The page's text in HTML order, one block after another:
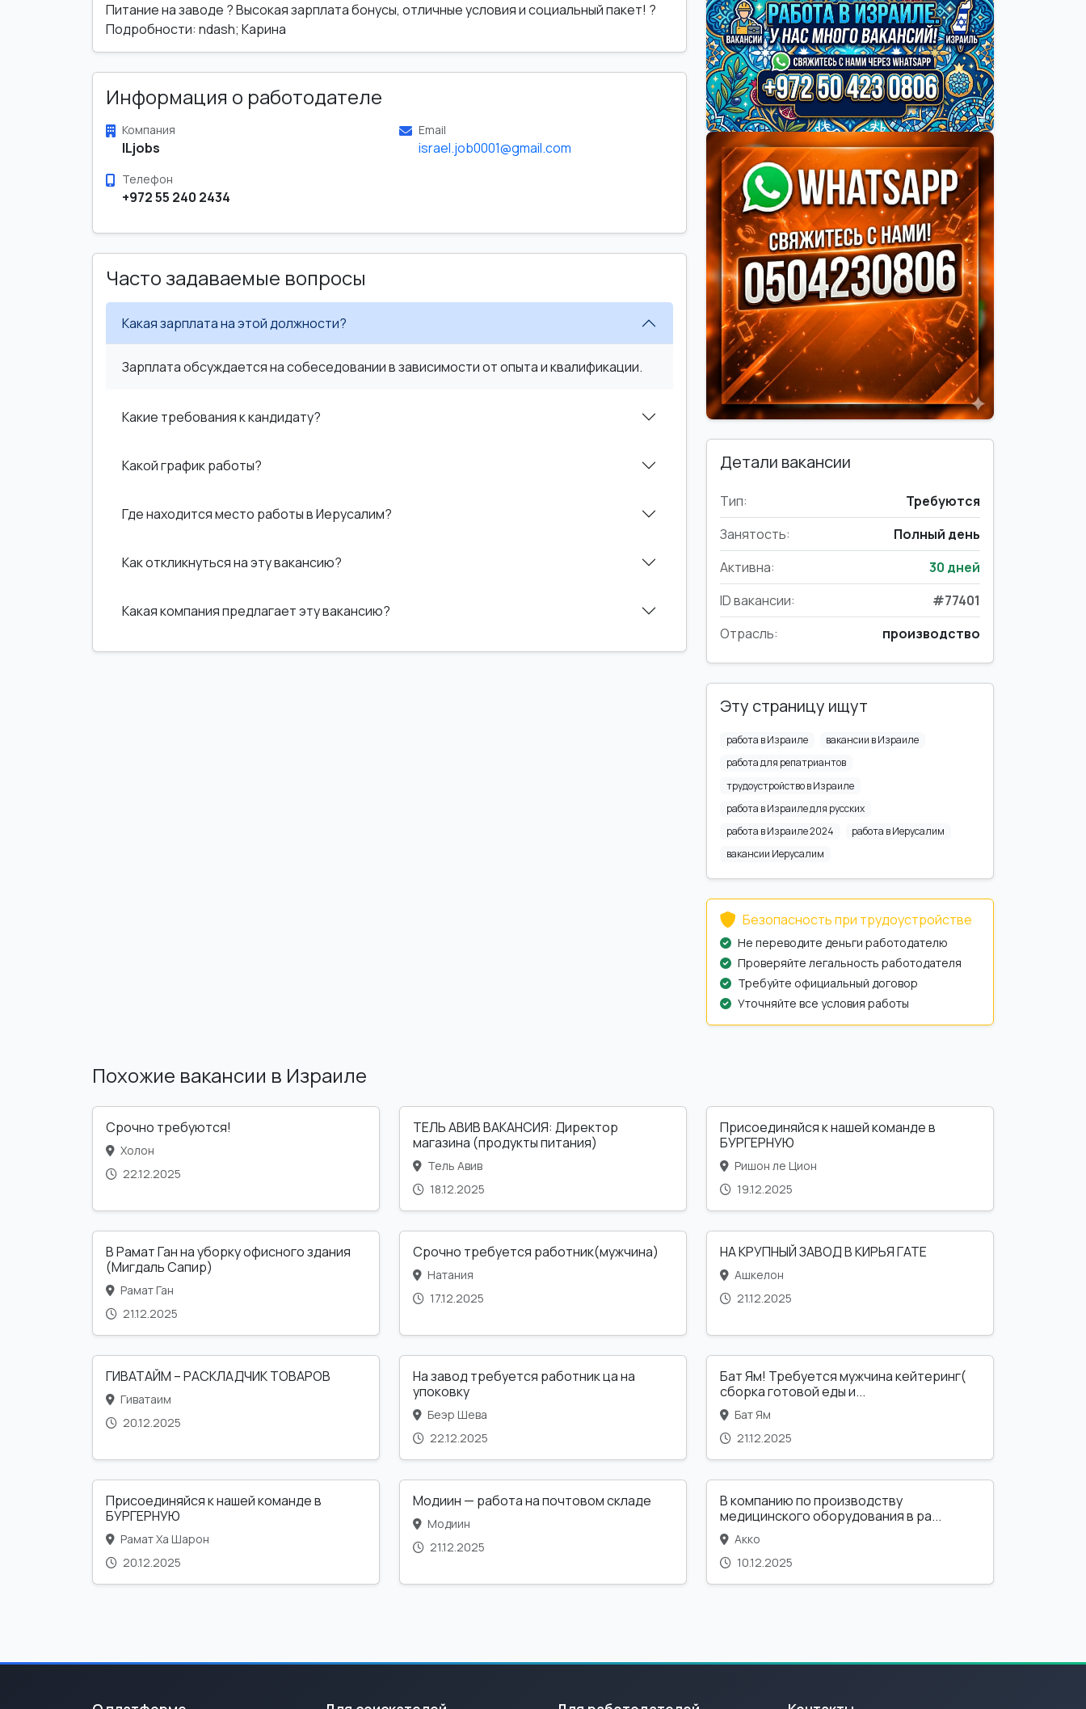
Питание на заводе ? Высокая зарплата бонусы, отличные условия и социальный пакет! ?
Подробности: ndash; Карина
Информация о работодателе
Компания
ILjobs
Email
israel.job0001@gmail.com
Телефон
+972 55 240 2434
Часто задаваемые вопросы
Какая зарплата на этой должности?
Зарплата обсуждается на собеседовании в зависимости от опыта и квалификации.
Какие требования к кандидату?
Какой график работы?
Где находится место работы в Иерусалим?
Как откликнуться на эту вакансию?
Какая компания предлагает эту вакансию?
Детали вакансии
Тип:
Требуются
Занятость:
Полный день
Активна:
30 дней
ID вакансии:
#77401
Отрасль:
производство
Эту страницу ищут
работа в Израиле
вакансии в Израиле
работа для репатриантов
трудоустройство в Израиле
работа в Израиле для русских
работа в Израиле 2024
работа в Иерусалим
вакансии Иерусалим
Безопасность при трудоустройстве
Не переводите деньги работодателю
Проверяйте легальность работодателя
Требуйте официальный договор
Уточняйте все условия работы
Похожие вакансии в Израиле
Срочно требуются!
Холон
22.12.2025
ТЕЛЬ АВИВ ВАКАНСИЯ: Директор
магазина (продукты питания)
Тель Авив
18.12.2025
Присоединяйся к нашей команде в
БУРГЕРНУЮ
Ришон ле Цион
19.12.2025
В Рамат Ган на уборку офисного здания
(Мигдаль Сапир)
Рамат Ган
21.12.2025
Срочно требуется работник(мужчина)
Натания
17.12.2025
НА КРУПНЫЙ ЗАВОД В КИРЬЯ ГАТЕ
Ашкелон
21.12.2025
ГИВАТАЙМ – РАСКЛАДЧИК ТОВАРОВ
Гиватаим
20.12.2025
На завод требуется работник ца на
упоковку
Беэр Шева
22.12.2025
Бат Ям! Требуется мужчина кейтеринг(
сборка готовой еды и...
Бат Ям
21.12.2025
Присоединяйся к нашей команде в
БУРГЕРНУЮ
Рамат Ха Шарон
20.12.2025
Модиин — работа на почтовом складе
Модиин
21.12.2025
В компанию по производству
медицинского оборудования в ра...
Акко
10.12.2025